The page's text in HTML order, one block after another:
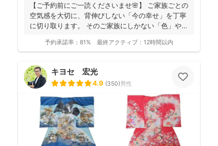
【ご予約前にご一読くださいませ🌸】 ご家族ごとの
空気感を大切に、背伸びしない「今の幸せ」を丁寧
に切り取ります。 そのご家族にしかない「色」や、
予約承諾率： 81% 最終アクティブ： 12時間以内
キヨセ 宏光
4.9 (350)男性